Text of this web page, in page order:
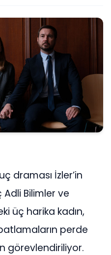
draması İzler’in
Bilimler ve
üç harika kadın,
perde
görevlendiriliyor.